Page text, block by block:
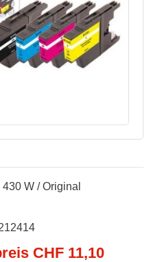
W / Original
CHF 11,10